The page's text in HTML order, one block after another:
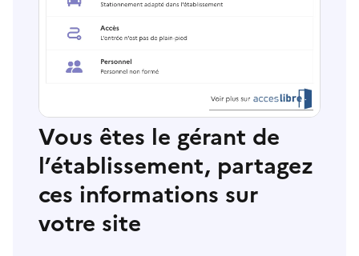
Vous êtes le gérant de
l’établissement, partagez
ces informations sur
votre site